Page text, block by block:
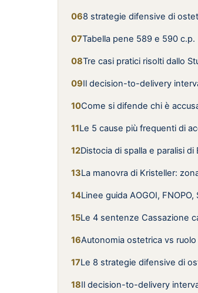
8 strategie difensive di
Tabella pene 589 e 590 c.p.
Tre casi pratici risolti dallo
Il decision-to-delivery
Come si difende chi è
Le 5 cause più frequenti di
Distocia di spalla e paralisi
La manovra di Kristeller:
Linee guida AOGOI,
Le 4 sentenze Cassazione
Autonomia ostetrica vs
Le 8 strategie difensive di
Il decision-to-delivery